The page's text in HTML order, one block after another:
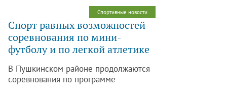
этом сообщают представители
движения «Красивый Петербург».
совместно с администрацией школы
№ 552 были организованы
грандиозные весёлые старты под
названием «Спорт! Жизнь!
Молодость!»
Спортивные новости
Спорт равных возможностей –
соревнования по мини-
футболу и по легкой атлетике
В Пушкинском районе продолжаются
соревнования по программе